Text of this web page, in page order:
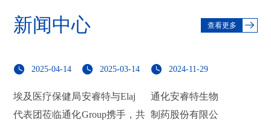
新闻中心 查看更多
2025-04-14
埃及医疗保健局
代表团莅临通化
2025-03-14
安睿特与Elaj
Group携手，共
2024-11-29
通化安睿特生物
制药股份有限公